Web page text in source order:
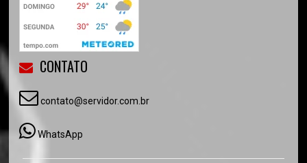
CONTATO
contato@servidor.com.br
WhatsApp